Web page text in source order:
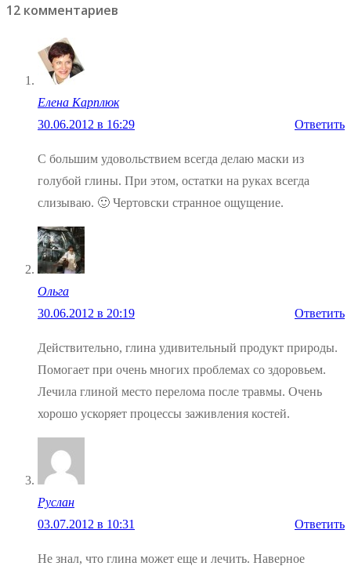
записям
12 комментариев
Елена Карплюк
30.06.2012 в 16:29
Ответить
C большим удовольствием всегда делаю маски из
голубой глины. При этом, остатки на руках всегда
слизываю. 🙂 Чертовски странное ощущение.
Ольга
30.06.2012 в 20:19
Ответить
Действительно, глина удивительный продукт природы.
Помогает при очень многих проблемах со здоровьем.
Лечила глиной место перелома после травмы. Очень
хорошо ускоряет процессы заживления костей.
Руслан
03.07.2012 в 10:31
Ответить
Не знал, что глина может еще и лечить. Наверное